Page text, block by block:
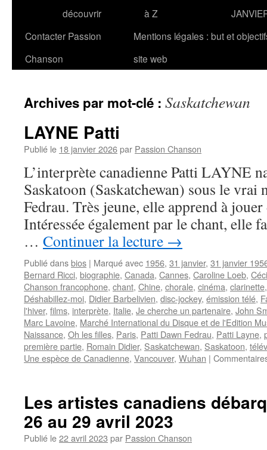
découvrir
à Z
Contacter Passion
Chanson
Mentions légales : but et
site web
Archives par mot-clé : Saskatchewan
LAYNE Patti
Publié le 18 janvier 2026par Passion Chanson
L’interprète canadienne Patti LAYNE
Saskatoon (Saskatchewan) sous le vrai
Fedrau. Très jeune, elle apprend à
Intéressée également par le chant, elle
… Continuer la lecture →
Publié dansbios | Marqué avec 1956, 31 janvier, 31 janvier
Bernard Ricci, biographie, Canada, Cannes, Caroline Loeb,
Chanson francophone, chant, Chine, chorale, cinéma, clarinette
Déshabillez-moi, Didier Barbelivien, disc-jockey, émission télé,
l'hiver, films, interprète, Italie, Je cherche un partenaire, John
Marc Lavoine, Marché International du Disque et de l'Edition
Naissance, Oh les filles, Paris, Patti Dawn Fedrau, Patti Layne,
première partie, Romain Didier, Saskatchewan, Saskatoon,
Une espèce de Canadienne, Vancouver, Wuhan |
Les artistes canadiens
26 au 29 avril 2023
Publié le22 avril 2023 par Passion Chanson